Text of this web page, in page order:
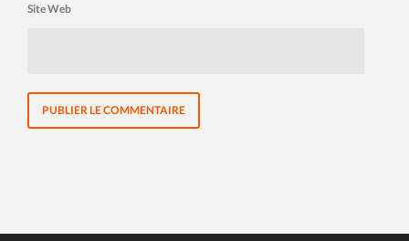
Site Web